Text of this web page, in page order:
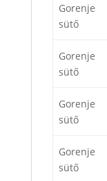
Gorenje
sütő
Gorenje
sütő
Gorenje
sütő
Gorenje
sütő